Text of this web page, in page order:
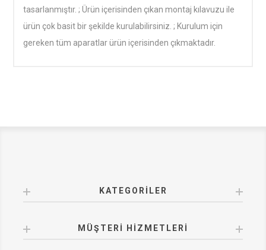
tasarlanmıştır. ; Ürün içerisinden çıkan montaj kılavuzu ile
ürün çok basit bir şekilde kurulabilirsiniz. ; Kurulum için
gereken tüm aparatlar ürün içerisinden çıkmaktadır.
KATEGORILER
MÜŞTERI HIZMETLERI